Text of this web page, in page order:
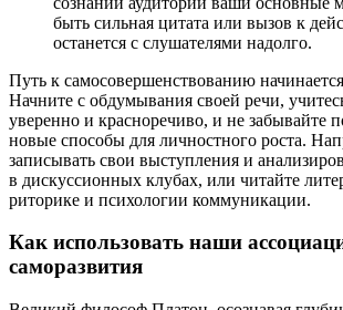
быть сильная цитата или вызов к
останется с слушателями надолго.
Путь к самосовершенствованию
Начните с обдумывания своей речи,
уверенно и красноречиво, и не забывайте
новые способы для личностного роста.
записывать свои выступления и
в дискуссионных клубах, или читайте
риторике и психологии коммуникации.
Как использовать наши
саморазвития